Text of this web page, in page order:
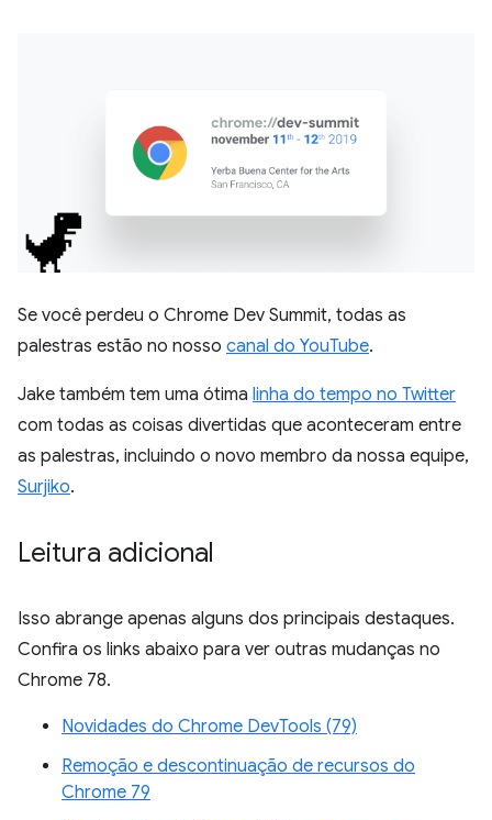
Se você perdeu o Chrome Dev Summit, todas as
palestras estão no nosso canal do YouTube.
Jake também tem uma ótima linha do tempo no Twitter
com todas as coisas divertidas que aconteceram entre
as palestras, incluindo o novo membro da nossa equipe,
Surjiko.
Leitura adicional
Isso abrange apenas alguns dos principais destaques.
Confira os links abaixo para ver outras mudanças no
Chrome 78.
Novidades do Chrome DevTools (79)
Remoção e descontinuação de recursos do
Chrome 79